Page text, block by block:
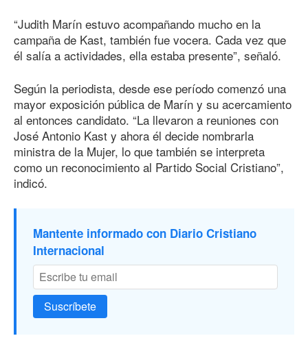
“Judith Marín estuvo acompañando mucho en la
campaña de Kast, también fue vocera. Cada vez que
él salía a actividades, ella estaba presente”, señaló.
Según la periodista, desde ese período comenzó una
mayor exposición pública de Marín y su acercamiento
al entonces candidato. “La llevaron a reuniones con
José Antonio Kast y ahora él decide nombrarla
ministra de la Mujer, lo que también se interpreta
como un reconocimiento al Partido Social Cristiano”,
indicó.
Mantente informado con Diario Cristiano
Internacional
Suscríbete